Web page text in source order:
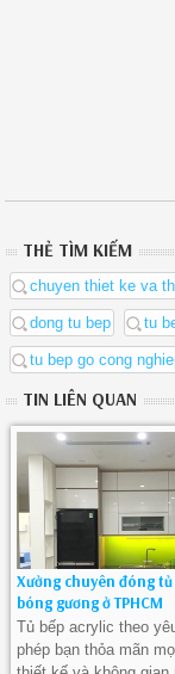
THẺ TÌM KIẾM
chuyen thiet ke va
dong tu bep tu
tu bep go cong
TIN LIÊN QUAN
Xưởng chuyên đóng
bóng gương ở TPHCM
Tủ bếp acrylic theo
phép bạn thỏa mãn